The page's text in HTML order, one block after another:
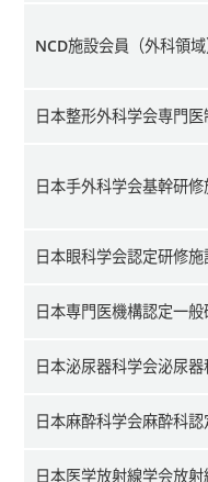
NCD施設会員（外科領域
日本整形外科学会専門
日本手外科学会基幹研修
日本眼科学会認定研修施
日本専門医機構認定一
日本泌尿器科学会泌尿
日本麻酔科学会麻酔科
日本医学放射線学会放